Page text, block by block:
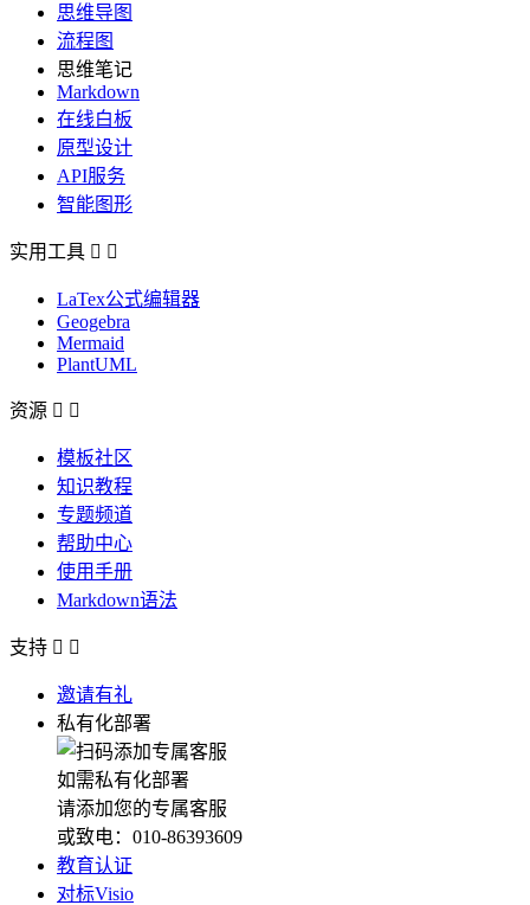
思维导图
流程图
思维笔记
Markdown
在线白板
原型设计
API服务
智能图形
实用工具  
LaTex公式编辑器
Geogebra
Mermaid
PlantUML
资源  
模板社区
知识教程
专题频道
帮助中心
使用手册
Markdown语法
支持  
邀请有礼
私有化部署
如需私有化部署
请添加您的专属客服
或致电：010-86393609
教育认证
对标Visio